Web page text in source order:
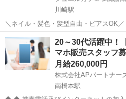
川崎駅
＼ネイル・髪色・髪型自由・ピアスOK／
クセサリー禁止なお店が多いけど ジュ
です★ オシャレをしながらあなたらし
お願いします。 ★月10万以...
神奈川 川崎市 川崎駅 アパレル
20～30代活躍中！
マホ販売スタッフ
月給260,000円
株式会社APパートナー
南橋本駅